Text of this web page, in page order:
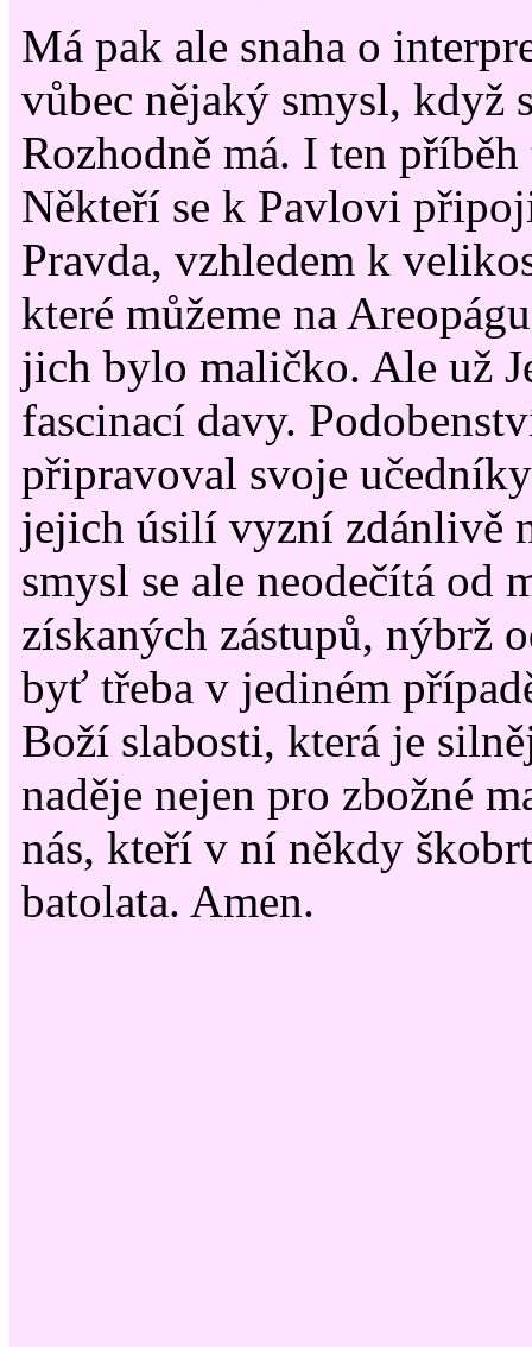
Má pak ale snaha o
vůbec nějaký smysl, když
Rozhodně má. I ten
Někteří se k Pavlovi
Pravda, vzhledem k
které můžeme na
jich bylo maličko. Ale už
fascinací davy.
připravoval svoje
jejich úsilí vyzní zdánlivě
smysl se ale neodečítá od
získaných zástupů, nýbrž
byť třeba v jediném
Boží slabosti, která je
naděje nejen pro zbožné
nás, kteří v ní někdy
batolata. Amen.